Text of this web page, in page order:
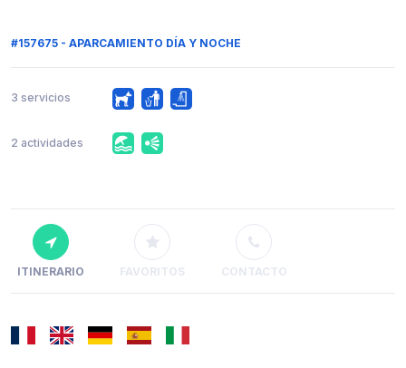
#157675 - APARCAMIENTO DÍA Y NOCHE
3 servicios
2 actividades
ITINERARIO FAVORITOS CONTACTO